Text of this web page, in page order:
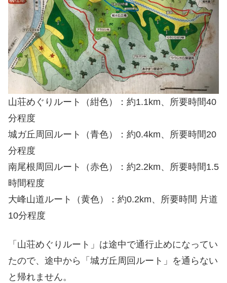
山荘めぐりルート（紺色）：約1.1km、所要時間40
分程度
城ガ丘周回ルート（青色）：約0.4km、所要時間20
分程度
南尾根周回ルート（赤色）：約2.2km、所要時間1.5
時間程度
大峰山道ルート（黄色）：約0.2km、所要時間 片道
10分程度
「山荘めぐりルート」は途中で通行止めになってい
たので、途中から「城ガ丘周回ルート」を通らない
と帰れません。